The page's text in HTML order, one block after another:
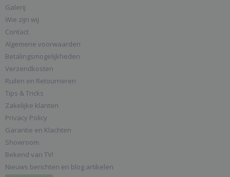
Galerij
Wie zijn wij
Contact
Algemene voorwaarden
Betalingsmogelijkheden
Verzendkosten
Ruilen en Retourneren
Tips & Tricks
Zakelijke klanten
Privacy Policy
Garantie en Klachten
Showroom
Bekend van TV!
Nieuws berichten en blog artikelen